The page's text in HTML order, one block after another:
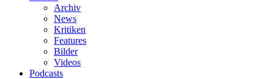
Archiv
News
Kritiken
Features
Bilder
Videos
Podcasts